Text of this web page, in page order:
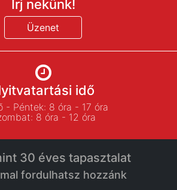
Írj nekünk!
Üzenet
idő
- Péntek: 8 óra - 17 óra
8 óra - 12 óra
30 éves tapasztalat
fordulhatsz hozzánk